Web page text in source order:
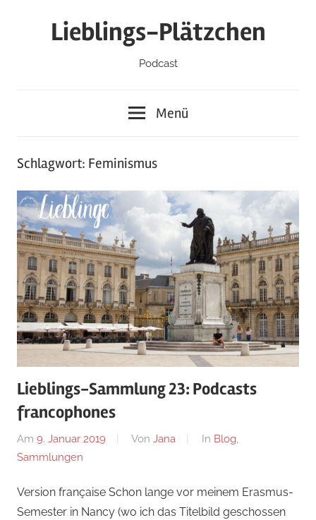
Lieblings-Plätzchen
Podcast
Menü
Schlagwort: Feminismus
Lieblings-Sammlung 23: Podcasts
francophones
Am 9. Januar 2019 Von Jana In Blog,
Sammlungen
Version française Schon lange vor meinem Erasmus-
Semester in Nancy (wo ich das Titelbild geschossen